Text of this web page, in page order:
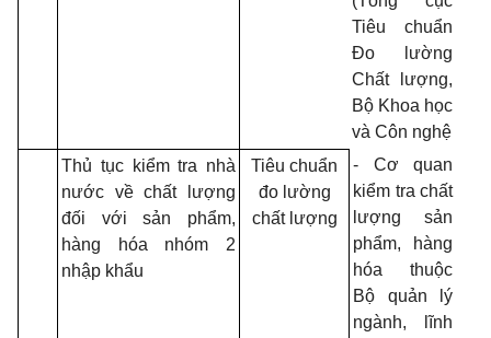
Tiêu chuẩn
Đo lường
Chất lượng,
Bộ Khoa học
và Côn nghệ
Thủ tục kiểm tra nhà
nước vềchất lượng
đối vớisản phẩm,
hàng hóa nhóm 2
nhập khẩu
Tiêu chuẩn
đo lường
chất lượng
- Cơ quan
kiểm tra chất
lượng sản
phẩm, hàng
hóa thuộc
Bộ quản lý
ngành, lĩnh